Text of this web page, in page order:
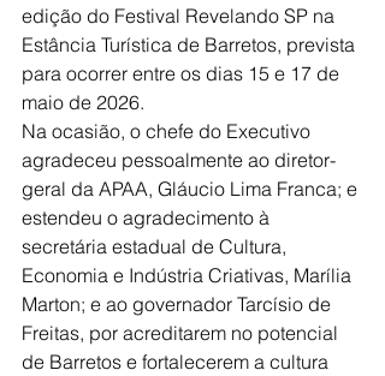
edição do Festival Revelando SP na
Estância Turística de Barretos, prevista
para ocorrer entre os dias 15 e 17 de
maio de 2026.
Na ocasião, o chefe do Executivo
agradeceu pessoalmente ao diretor-
geral da APAA, Gláucio Lima Franca; e
estendeu o agradecimento à
secretária estadual de Cultura,
Economia e Indústria Criativas, Marília
Marton; e ao governador Tarcísio de
Freitas, por acreditarem no potencial
de Barretos e fortalecerem a cultura